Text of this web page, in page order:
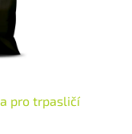
pro trpasličí